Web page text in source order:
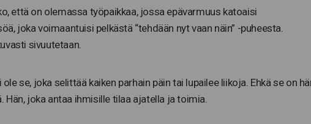
että on olemassa työpaikkaa, jossa epävarmuus katoaisi
joka voimaantuisi pelkästä “tehdään nyt vaan näin” -puheesta.
sivuutetaan.
se, joka selittää kaiken parhain päin tai lupailee liikoja. Ehkä se on
Hän, joka antaa ihmisille tilaa ajatella ja toimia.